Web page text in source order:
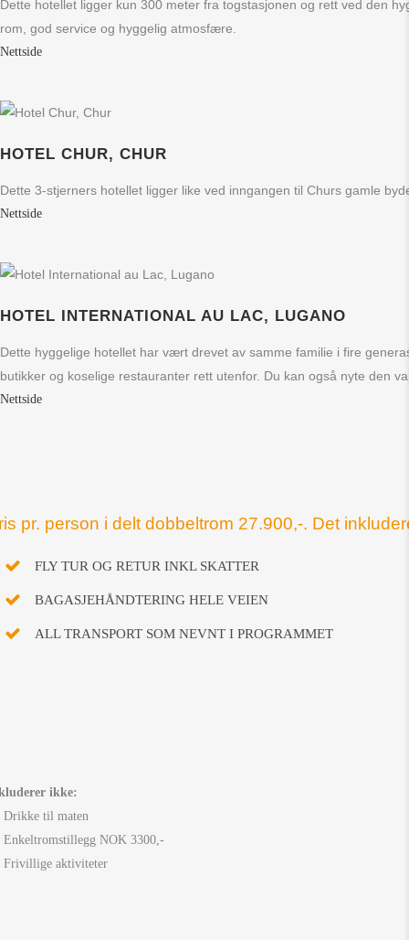
Dette hotellet ligger kun 300 meter fra togstasjonen og rett ved den
rom, god service og hyggelig atmosfære.
Nettside
HOTEL CHUR, CHUR
Dette 3-stjerners hotellet ligger like ved inngangen til Churs gamle
Nettside
HOTEL INTERNATIONAL AU LAC, LUGANO
Dette hyggelige hotellet har vært drevet av samme familie i fire
butikker og koselige restauranter rett utenfor. Du kan også nyte den
Nettside
pr. person i delt dobbeltrom 27.900,-. Det
FLY TUR OG RETUR INKL SKATTER
BAGASJEHÅNDTERING HELE VEIEN
ALL TRANSPORT SOM NEVNT I PROGRAMMET
ikke:
Drikke til maten
Enkeltromstillegg NOK 3300,-
Frivillige aktiviteter